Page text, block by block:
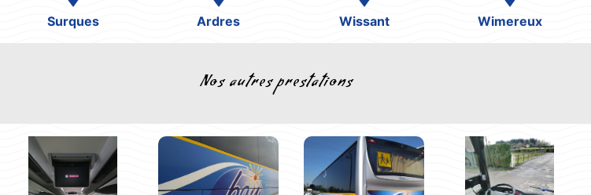
Surques Ardres Wissant Wimereux
Nos autres prestations